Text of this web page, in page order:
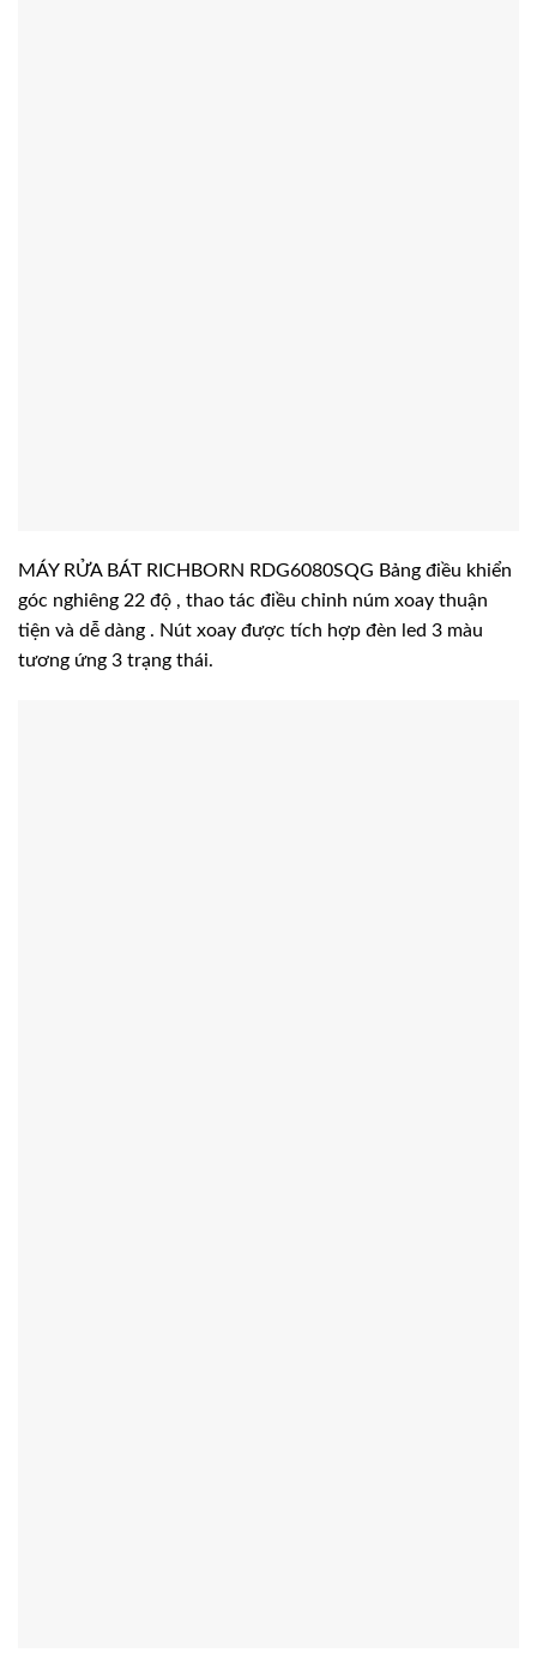
MÁY RỬA BÁT RICHBORN RDG6080SQG Bảng điều khiển
góc nghiêng 22 độ , thao tác điều chỉnh núm xoay thuận
tiện và dễ dàng . Nút xoay được tích hợp đèn led 3 màu
tương ứng 3 trạng thái.